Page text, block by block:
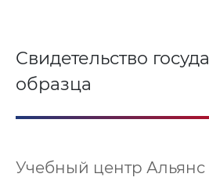
Свидетельство
образца
Учебный центр